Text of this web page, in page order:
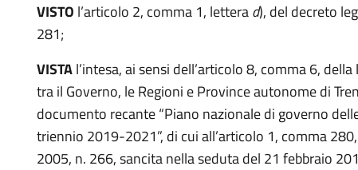
VISTO l’articolo 2, comma 1, letterad), del decreto
281;
VISTAl’intesa, ai sensi dell’articolo 8, comma 6,
tra il Governo, le Regioni e Province autonome di
documento recante “Piano nazionale di governo
triennio 2019-2021”, di cui all’articolo 1, comma
2005, n. 266, sancita nella seduta del 21 febbraio